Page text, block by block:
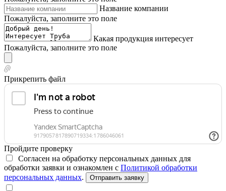
Название компании
Пожалуйста, заполните это поле
Какая продукция интересует
Пожалуйста, заполните это поле
Прикрепить файл
Пройдите проверку
Согласен на обработку персональных данных для
обработки заявки и ознакомлен с Политикой обработки
персональных данных. Отправить заявку